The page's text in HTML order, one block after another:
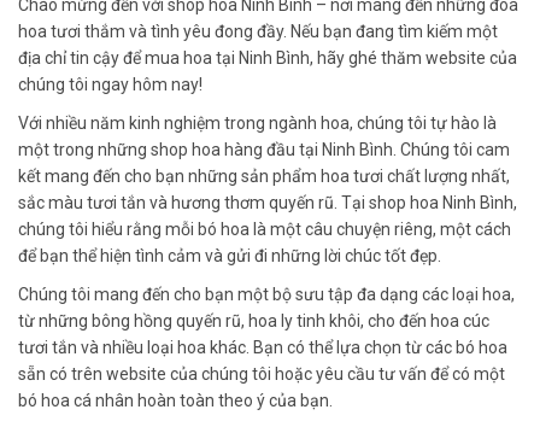
Chào mừng đến với shop hoa Ninh Bình – nơi mang đến những đóa
hoa tươi thắm và tình yêu đong đầy. Nếu bạn đang tìm kiếm một
địa chỉ tin cậy để mua hoa tại Ninh Bình, hãy ghé thăm website của
chúng tôi ngay hôm nay!
Với nhiều năm kinh nghiệm trong ngành hoa, chúng tôi tự hào là
một trong những shop hoa hàng đầu tại Ninh Bình. Chúng tôi cam
kết mang đến cho bạn những sản phẩm hoa tươi chất lượng nhất,
sắc màu tươi tắn và hương thơm quyến rũ. Tại shop hoa Ninh Bình,
chúng tôi hiểu rằng mỗi bó hoa là một câu chuyện riêng, một cách
để bạn thể hiện tình cảm và gửi đi những lời chúc tốt đẹp.
Chúng tôi mang đến cho bạn một bộ sưu tập đa dạng các loại hoa,
từ những bông hồng quyến rũ, hoa ly tinh khôi, cho đến hoa cúc
tươi tắn và nhiều loại hoa khác. Bạn có thể lựa chọn từ các bó hoa
sẵn có trên website của chúng tôi hoặc yêu cầu tư vấn để có một
bó hoa cá nhân hoàn toàn theo ý của bạn.